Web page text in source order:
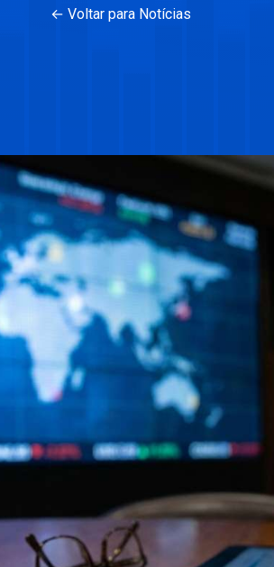
← Voltar para Notícias